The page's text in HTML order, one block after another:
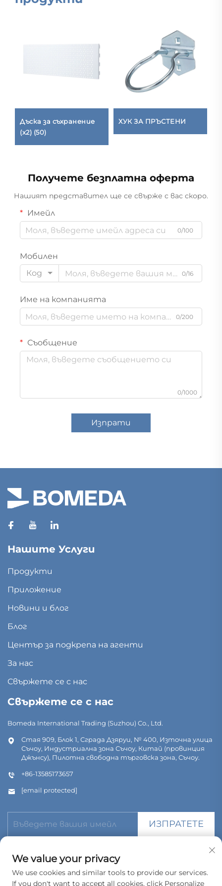
Дъска за съхранение
(x2) (50)
ХУК ЗА ПРЪСТЕНИ
Получете безплатна оферта
Нашият представител ще се свърже с вас скоро.
Имейл
0/100
Мобилен
Код
0/16
Име на компанията
0/200
Съобщение
0/1000
Изпрати
Нашите Услуги
Продукти
Приложение
Новини и блог
Блог
Център за подкрепа на агенти
За нас
Свържете се с нас
Свържете се с нас
Bomeda International Trading (Suzhou) Co., Ltd.
Стая 909, Блок 1, Сграда Дзяруи, № 400, Източна улица
Съчоу, Индустриална зона Съчоу, Китай (провинция
Джънсу), Пилотна свободна търговска зона, Съчоу.
+86-13585173657
[email protected]
ИЗПРАТЕТЕ
© Всички права запазени. Bomeda International Trading
We value your privacy
We use cookies and similar tools to provide our services.
If you don't want to accept all cookies, click Personalize